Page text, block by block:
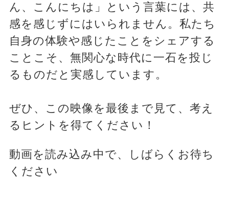
ん、こんにちは」という言葉には、共
感を感じずにはいられません。私たち
自身の体験や感じたことをシェアする
ことこそ、無関心な時代に一石を投じ
るものだと実感しています。
ぜひ、この映像を最後まで見て、考え
るヒントを得てください！
動画を読み込み中で、しばらくお待ち
ください